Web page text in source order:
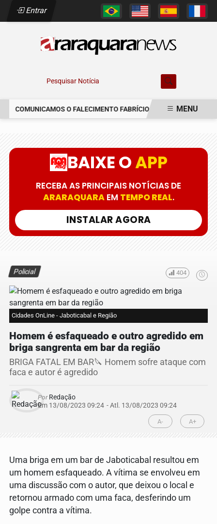
Entrar
Pesquisar Notícia
COMUNICAMOS O FALECIMENTO FABRÍCIO AUGUSTO FERREIRA
MENU
BAIXE OAPP
RECEBA AS PRINCIPAIS NOTÍCIAS DE
ARARAQUARAEM TEMPO REAL.
INSTALAR AGORA
Policial 404
Cidades OnLine - Jaboticabal e Região
Homem é esfaqueado e outro agredido em
briga sangrenta em bar da região
BRIGA FATAL EM BAR🔪 Homem sofre ataque com
faca e autor é agredido
PorRedação
Em 13/08/2023 09:24 - Atl. 13/08/2023 09:24
A- A+
Uma briga em um bar de Jaboticabal resultou em
um homem esfaqueado. A vítima se envolveu em
uma discussão com o autor, que deixou o local e
retornou armado com uma faca, desferindo um
golpe contra a vítima.